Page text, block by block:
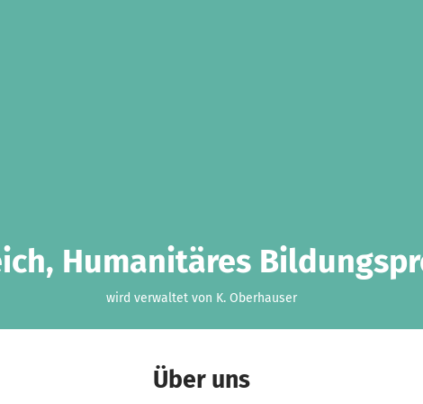
Humanitäres
wird verwaltet von K. Oberhauser
Über uns